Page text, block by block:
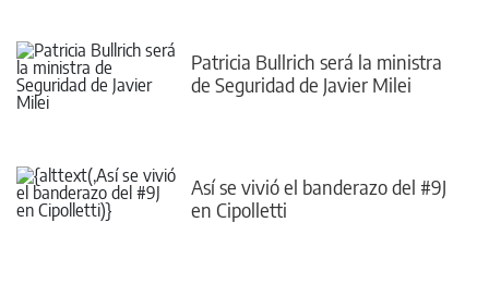
Patricia Bullrich será la ministra
de Seguridad de Javier Milei
Así se vivió el banderazo del #9J
en Cipolletti